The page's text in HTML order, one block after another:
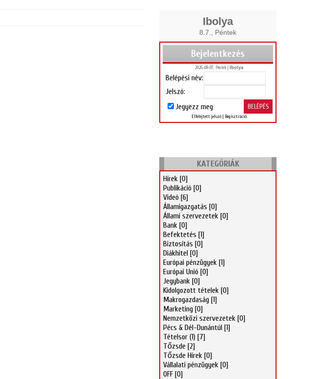
Ibolya
8.7., Péntek
Bejelentkezés
2026-08-07, Péntek | Ibolya
Belépési név:
Jelszó:
Jegyezz meg
Elfelejtett jelszó Regisztráció
KATEGÓRIÁK
Hírek [0]
Publikáció [0]
Videó [6]
Államigazgatás [0]
Állami szervezetek [0]
Bank [0]
Befektetés [1]
Biztosítás [0]
Diákhitel [0]
Európai pénzügyek [1]
Európai Unió [0]
Jegybank [0]
Kidolgozott tételek [0]
Makrogazdaság [1]
Marketing [0]
Nemzetközi szervezetek [0]
Pécs & Dél-Dunántúl [1]
Tételsor (1) [7]
Tőzsde [2]
Tőzsde Hírek [0]
Vállalati pénzügyek [0]
OFF [0]